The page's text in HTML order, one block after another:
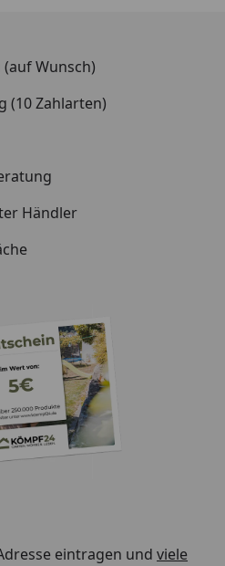
Wunsch)
(10 Zahlarten)
Händler
eintragen und viele